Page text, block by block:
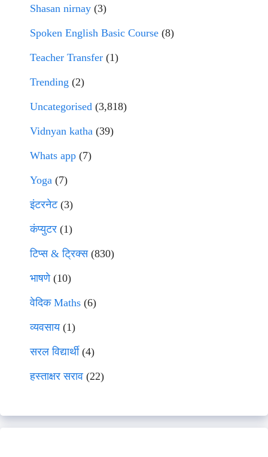
Shasan nirnay (3)
Spoken English Basic Course (8)
Teacher Transfer (1)
Trending (2)
Uncategorised (3,818)
Vidnyan katha (39)
Whats app (7)
Yoga (7)
इंटरनेट(3)
कंप्युटर (1)
टिप्स & ट्रिक्स(830)
भाषणे(10)
वेदिक Maths (6)
व्यवसाय(1)
सरल विद्यार्थी(4)
हस्ताक्षर सराव (22)